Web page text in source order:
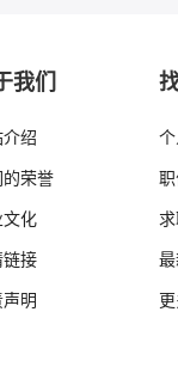
我们
绍
荣誉
化
链接
明